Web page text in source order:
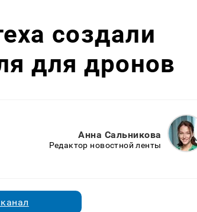
создали
для дронов
Анна Сальникова
Редактор новостной ленты